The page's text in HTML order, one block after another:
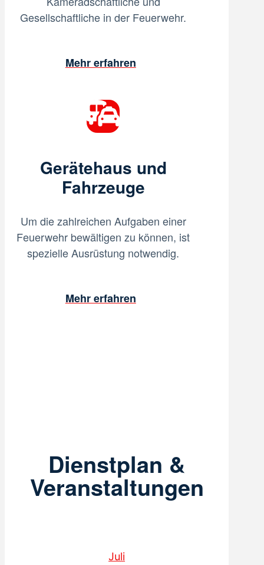
Gesellschaftliche in der Feuerwehr.
Mehr erfahren
Gerätehaus und
Fahrzeuge
Um die zahlreichen Aufgaben einer
Feuerwehr bewältigen zu können, ist
spezielle Ausrüstung notwendig.
Mehr erfahren
Dienstplan &
Veranstaltungen
Juli